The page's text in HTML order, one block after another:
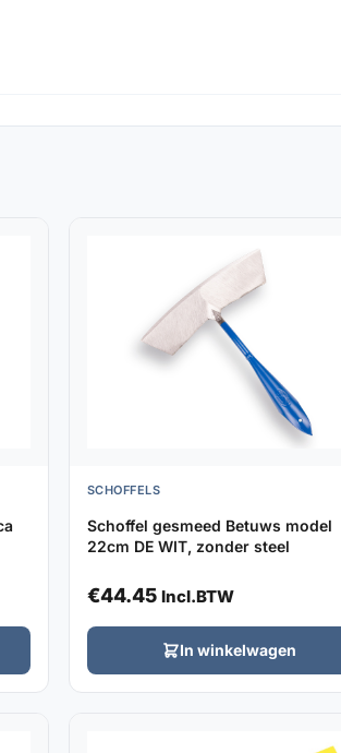
SCHOFFELS
Schoffel gesmeed Betuws model
22cm DE WIT, zonder steel
€44.45 Incl.BTW
In winkelwagen